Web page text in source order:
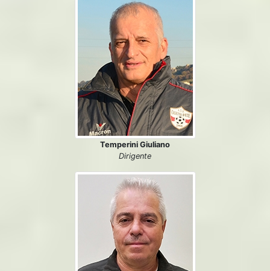
Temperini Giuliano
Dirigente